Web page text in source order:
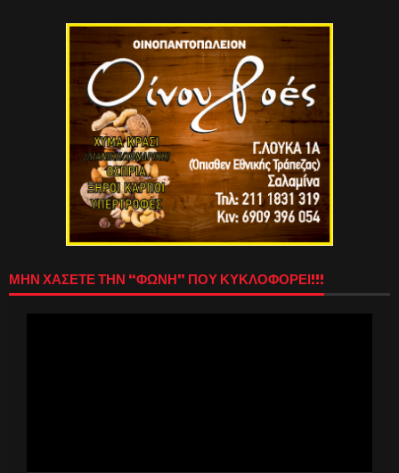
ΜΗΝ ΧΑΣΕΤΕ ΤΗΝ “ΦΩΝΗ” ΠΟΥ ΚΥΚΛΟΦΟΡΕΙ!!!